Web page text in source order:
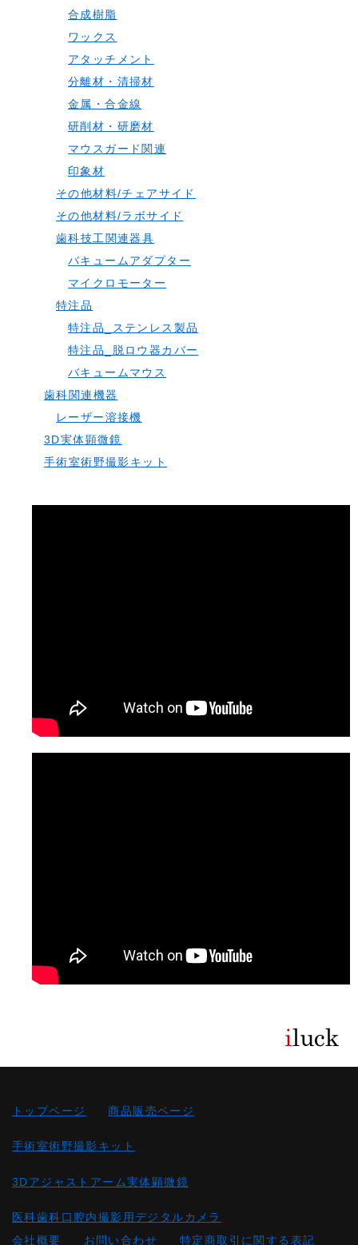
合成樹脂
ワックス
アタッチメント
分離材・清掃材
金属・合金線
研削材・研磨材
マウスガード関連
印象材
その他材料/チェアサイド
その他材料/ラボサイド
歯科技工関連器具
バキュームアダプター
マイクロモーター
特注品
特注品_ステンレス製品
特注品_脱ロウ器カバー
バキュームマウス
歯科関連機器
レーザー溶接機
3D実体顕微鏡
手術室術野撮影キット
トップページ 商品販売ページ
手術室術野撮影キット
3Dアジャストアーム実体顕微鏡
医科歯科口腔内撮影用デジタルカメラ
会社概要
お問い合わせ 特定商取引に関する表記